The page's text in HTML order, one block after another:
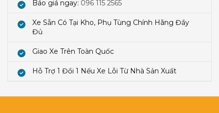
Báo giá ngay: 096 115 2565
Xe Sẵn Có Tại Kho, Phụ Tùng Chính Hãng Đầy
Đủ
Giao Xe Trên Toàn Quốc
Hỗ Trợ 1 Đổi 1 Nếu Xe Lỗi Từ Nhà Sản Xuất